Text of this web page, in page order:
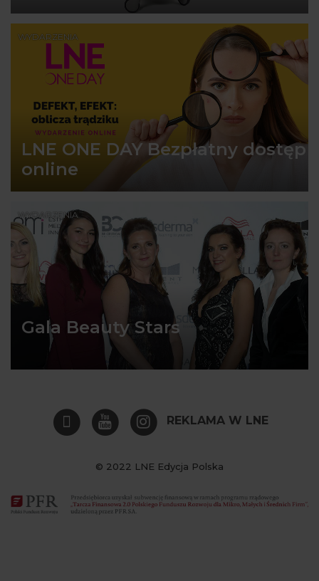
WYDARZENIA
LNE ONE DAY Bezpłatny dostęp
online
WYDARZENIA
Gala Beauty Stars
REKLAMA W LNE
© 2022 LNE Edycja Polska